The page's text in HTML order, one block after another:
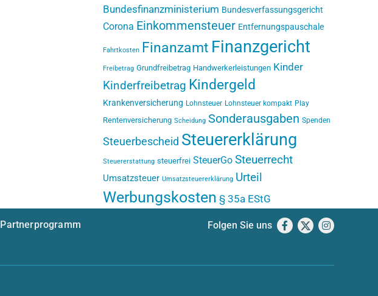
Bundesfinanzministerium Bundesverfassungsgericht
Corona Einkommensteuer Entfernungspauschale
Fahrtkosten Finanzamt Finanzgericht
Freibetrag Grundfreibetrag Handwerkerleistungen Kinder
Kinderfreibetrag Kindergeld
Krankenversicherung Lohnsteuer Lohnsteuer kompakt Play
Rentenversicherung Scheidung Sonderausgaben Spenden
Steuerbescheid Steuererklärung
Steuererstattung steuerfrei SteuerGo Steuerrecht
Umsatzsteuer Umsatzsteuererklärung Urteil
Werbungskosten § 35a EStG
Partnerprogramm
Folgen Sie uns Facebook
X Instagram